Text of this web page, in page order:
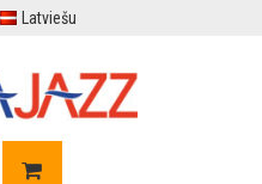
Latviešu